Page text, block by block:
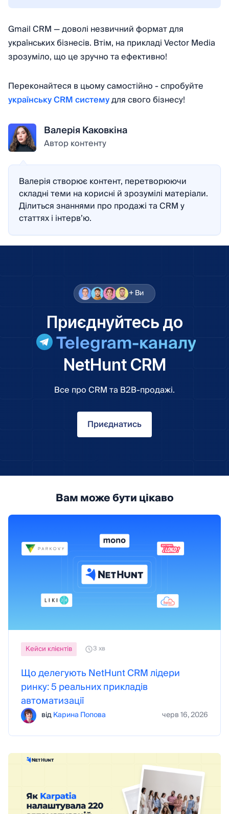
Gmail CRM — доволі незвичний формат для
українських бізнесів. Втім, на прикладі Vector Media
зрозуміло, що це зручно та ефективно!
Переконайтеся в цьому самостійно - спробуйте
українську CRM системудля свого бізнесу!
Валерія Каковкіна
Автор контенту
Валерія створює контент, перетворюючи
складні теми на корисні й зрозумілі матеріали.
Ділиться знаннями про продажі та CRM у
статтях і інтерв’ю.
+ Ви
Приєднуйтесь до
Telegram-каналу
NetHunt CRM
Все про CRM та B2B-продажі.
Приєднатись
Вам може бути цікаво
Кейси клієнтів 3 хв
Що делегують NetHunt CRM лідери
ринку: 5 реальних прикладів
автоматизації
відКарина Попова черв 16, 2026